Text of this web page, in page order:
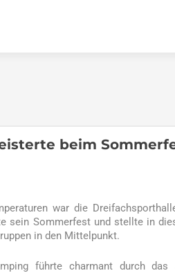
beim
war die
sein Sommerfest und stellte in
in den Mittelpunkt.
führte charmant durch